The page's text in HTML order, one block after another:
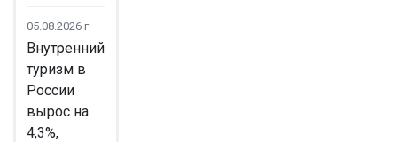
05.08.2026 г
Внутренний
туризм в
России
вырос на
4,3%,